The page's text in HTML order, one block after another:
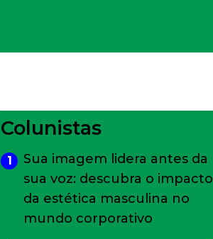
Colunistas
1
Sua imagem lidera antes da
sua voz: descubra o impacto
da estética masculina no
mundo corporativo